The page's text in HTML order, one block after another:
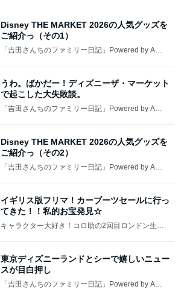
Disney THE MARKET 2026の人気グッズを
ご紹介っ（その1）
「吉田さんちのファミリー日記」Powered by Ame
うわ。ばかだー！ディズニーザ・マーケット
で起こした大失敗談。
「吉田さんちのファミリー日記」Powered by Ame
Disney THE MARKET 2026の人気グッズを
ご紹介っ（その2）
「吉田さんちのファミリー日記」Powered by Ame
イギリス版フリマ！カーブーツセールに行っ
てきた！！私的お宝発見☆
キャラクター大好き！コロ助の2回目ロンドン生活
東京ディズニーランドとシーで嬉しいニュー
スが目白押し
「吉田さんちのファミリー日記」Powered by Ame